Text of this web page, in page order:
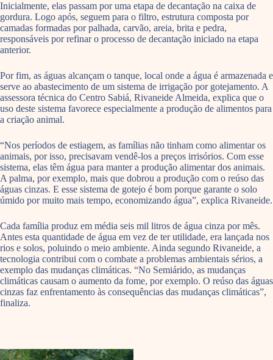
Inicialmente, elas passam por uma etapa de decantação na caixa de
gordura. Logo após, seguem para o filtro, estrutura composta por
camadas formadas por palhada, carvão, areia, brita e pedra,
responsáveis por refinar o processo de decantação iniciado na etapa
anterior.
Por fim, as águas alcançam o tanque, local onde a água é armazenada e
serve ao abastecimento de um sistema de irrigação por gotejamento. A
assessora técnica do Centro Sabiá, Rivaneide Almeida, explica que o
uso deste sistema favorece especialmente a produção de alimentos para
a criação animal.
“Nos períodos de estiagem, as famílias não tinham como alimentar os
animais, por isso, precisavam vendê-los a preços irrisórios. Com esse
sistema, elas têm água para manter a produção alimentar dos animais.
A palma, por exemplo, mais que dobrou a produção com o reúso das
águas cinzas. E esse sistema de gotejo é bom porque garante o solo
úmido por muito mais tempo, economizando água”, explica Rivaneide.
Cada família produz em média seis mil litros de água cinza por mês.
Antes esta quantidade de água em vez de ter utilidade, era lançada nos
rios e solos, poluindo o meio ambiente. Ainda segundo Rivaneide, a
tecnologia contribui com o combate a problemas ambientais sérios, a
exemplo das mudanças climáticas. “No Semiárido, as mudanças
climáticas causam o aumento da fome, por exemplo. O reúso das águas
cinzas faz enfrentamento às consequências das mudanças climáticas”,
finaliza.